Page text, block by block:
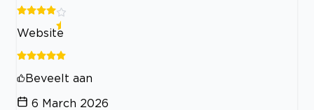
Website
Beveelt aan
6 March 2026